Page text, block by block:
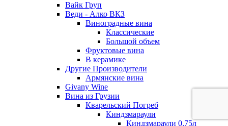
Вайк Груп
Веди - Алко ВКЗ
Виноградные вина
Классические
Большой объем
Фруктовые вина
В керамике
Другие Производители
Армянские вина
Givany Wine
Вина из Грузии
Кварельский Погреб
Киндзмараули
Киндзмараули 0,75л